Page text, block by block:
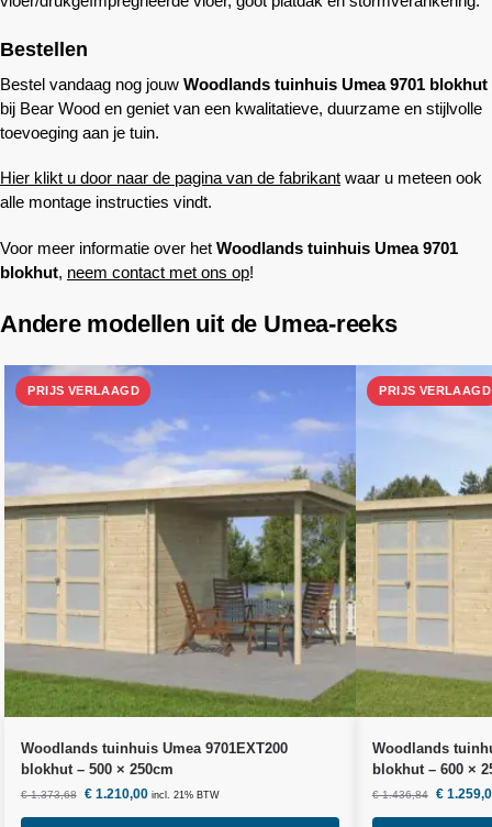
Bestellen
Bestel vandaag nog jouw Woodlands tuinhuis Umea 9701 blokhut
bij Bear Wood en geniet van een kwalitatieve, duurzame en stijlvolle
toevoeging aan je tuin.
Hier klikt u door naar de pagina van de fabrikant waar u meteen ook
alle montage instructies vindt.
Voor meer informatie over het Woodlands tuinhuis Umea 9701
blokhut, neem contact met ons op!
Andere modellen uit de Umea-reeks
Woodlandstuinhuis Umea 9701EXT200
blokhut – 500 × 250cm
€1.373,68 €1.210,00 incl. 21% BTW
Woodlands
blokhut – 600 ×
€1.436,84 €